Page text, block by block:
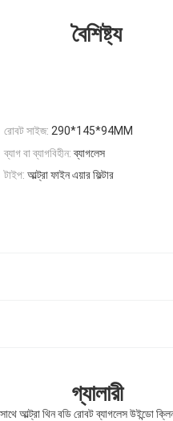
বৈশিষ্ট্য
রোবট সাইজ: 290*145*94MM
ব্যাগ বা ব্যাগবিহীন: ব্যাগলেস
টাইপ: আল্ট্রা ফাইন এয়ার ফিল্টার
গ্যালারী
সাথে আল্ট্রা থিন বডি রোবট ব্যাগলেস